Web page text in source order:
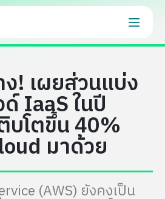
! เผยส่วนแบ่ง
IaaS ในปี
บโตขึ้น 40%
มาด้วย
(AWS) ยังคงเป็น